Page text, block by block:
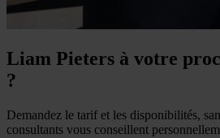
Liam Pieters à votre
?
Demandez le tarif et les disponibilités,
consultants vous conseillent